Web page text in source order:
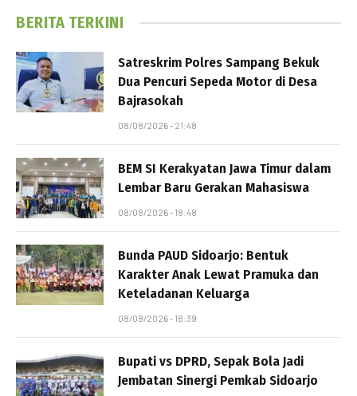
BERITA TERKINI
Satreskrim Polres Sampang Bekuk
Dua Pencuri Sepeda Motor di Desa
Bajrasokah
08/08/2026 - 21:48
BEM SI Kerakyatan Jawa Timur dalam
Lembar Baru Gerakan Mahasiswa
08/08/2026 - 18:48
Bunda PAUD Sidoarjo: Bentuk
Karakter Anak Lewat Pramuka dan
Keteladanan Keluarga
08/08/2026 - 18:39
Bupati vs DPRD, Sepak Bola Jadi
Jembatan Sinergi Pemkab Sidoarjo